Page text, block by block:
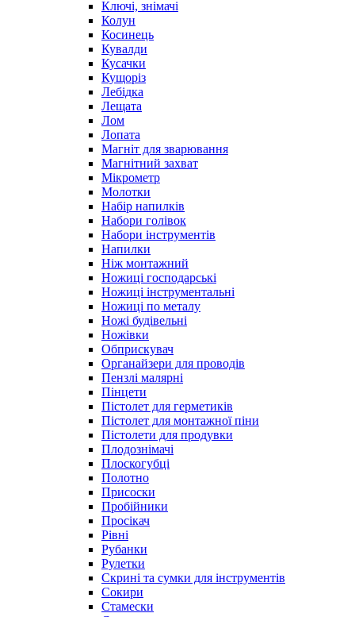
Ключі, знімачі
Колун
Косинець
Кувалди
Кусачки
Кущоріз
Лебідка
Лещата
Лом
Лопата
Магніт для зварювання
Магнітний захват
Мікрометр
Молотки
Набір напилків
Набори голівок
Набори інструментів
Напилки
Ніж монтажний
Ножиці господарські
Ножиці інструментальні
Ножиці по металу
Ножі будівельні
Ножівки
Обприскувач
Органайзери для проводів
Пензлі малярні
Пінцети
Пістолет для герметиків
Пістолет для монтажної піни
Пістолети для продувки
Плодознімачі
Плоскогубці
Полотно
Присоски
Пробійники
Просікач
Рівні
Рубанки
Рулетки
Скрині та сумки для інструментів
Сокири
Стамески